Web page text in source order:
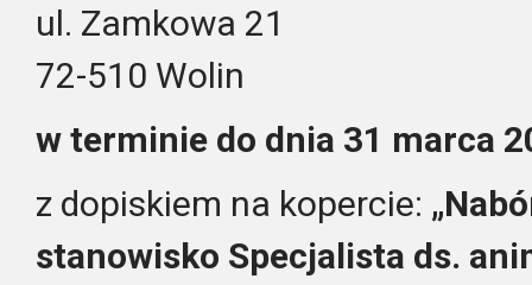
ul. Zamkowa 21
72-510 Wolin
w terminie do dnia 31 marca
z dopiskiem na kopercie:
stanowisko Specjalista ds.